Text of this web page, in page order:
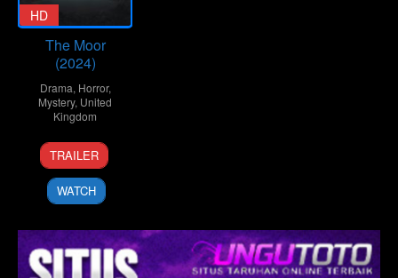
HD
The Moor
(2024)
Drama, Horror,
Mystery, United
Kingdom
14
Jun
2024
Kaitlin
Michaels
TRAILER
WATCH